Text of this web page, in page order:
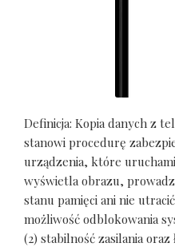
Definicja: Kopia danych z
stanowi procedurę
urządzenia, które
wyświetla obrazu,
stanu pamięci ani nie
możliwość odblokowania
(2) stabilność zasilania oraz